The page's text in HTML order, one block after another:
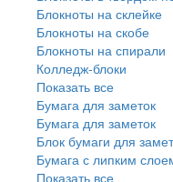
Блокноты на склейке
Блокноты на скобе
Блокноты на спирали
Колледж-блоки
Показать все
Бумага для заметок
Бумага для заметок
Блок бумаги для
Бумага с липким
Показать все